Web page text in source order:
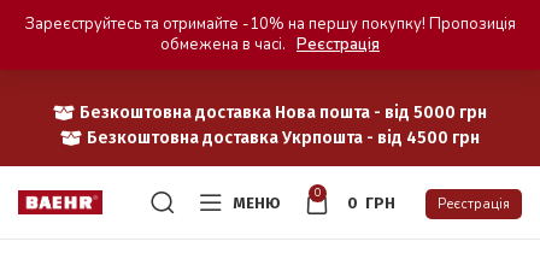
Безкоштовна доставка Нова пошта - від 5000 грн
Безкоштовна доставка Укрпошта - від 4500 грн
МЕНЮ
0
0 ГРН Реєстрація
Зареєструйтесь та отримайте -10% на першу покупку! Пропозиція
обмежена в часі. Реєстрація